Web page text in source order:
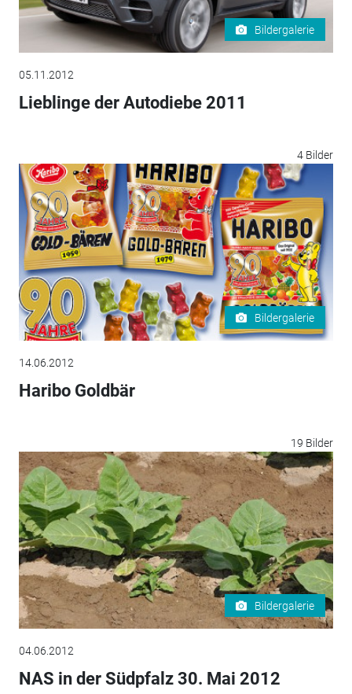
Bildergalerie
05.11.2012
Lieblinge der Autodiebe 2011
4 Bilder
Bildergalerie
14.06.2012
Haribo Goldbär
19 Bilder
Bildergalerie
04.06.2012
NAS in der Südpfalz 30. Mai 2012